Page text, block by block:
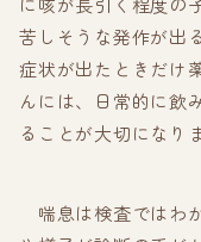
苦しそうな発作が出
症状が出たときだけ
んには、日常的に飲
ることが大切になり
喘息は検査ではわ